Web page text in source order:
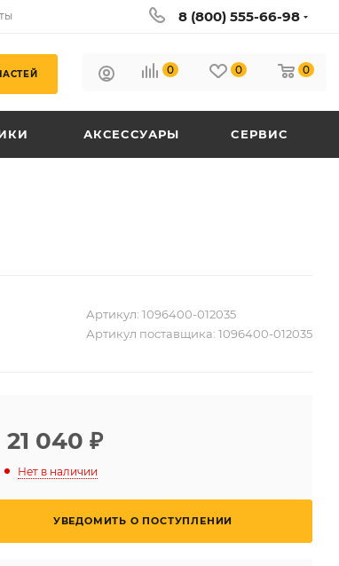
8 (800) 555-66-98
0 0 0
АКСЕССУАРЫ СЕРВИС
Артикул: 1096400-012035
Артикул поставщика: 1096400-012035
21 040 ₽
Нет в наличии
УВЕДОМИТЬ О ПОСТУПЛЕНИИ